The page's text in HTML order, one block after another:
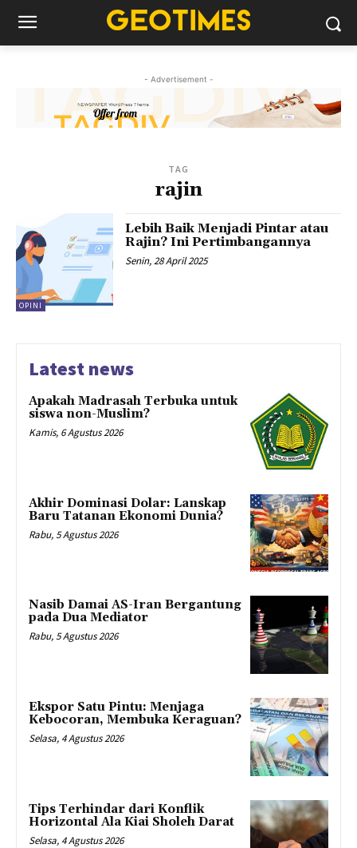
- Advertisement -
TAG
rajin
OPINI
Lebih Baik Menjadi Pintar atau
Rajin? Ini Pertimbangannya
Senin, 28 April 2025
Latest news
Apakah Madrasah Terbuka untuk
siswa non-Muslim?
Kamis, 6 Agustus 2026
Akhir Dominasi Dolar: Lanskap
Baru Tatanan Ekonomi Dunia?
Rabu, 5 Agustus 2026
Nasib Damai AS-Iran Bergantung
pada Dua Mediator
Rabu, 5 Agustus 2026
Ekspor Satu Pintu: Menjaga
Kebocoran, Membuka Keraguan?
Selasa, 4 Agustus 2026
Tips Terhindar dari Konflik
Horizontal Ala Kiai Sholeh Darat
Selasa, 4 Agustus 2026